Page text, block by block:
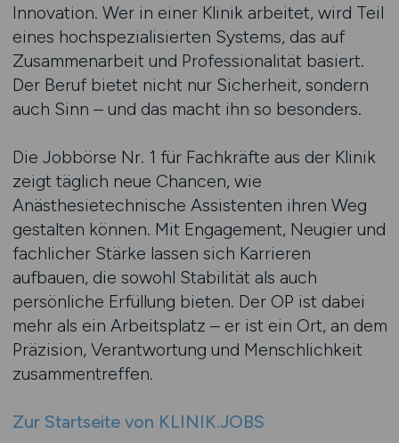
Innovation. Wer in einer Klinik arbeitet, wird Teil
eines hochspezialisierten Systems, das auf
Zusammenarbeit und Professionalität basiert.
Der Beruf bietet nicht nur Sicherheit, sondern
auch Sinn – und das macht ihn so besonders.
Die Jobbörse Nr. 1 für Fachkräfte aus der Klinik
zeigt täglich neue Chancen, wie
Anästhesietechnische Assistenten ihren Weg
gestalten können. Mit Engagement, Neugier und
fachlicher Stärke lassen sich Karrieren
aufbauen, die sowohl Stabilität als auch
persönliche Erfüllung bieten. Der OP ist dabei
mehr als ein Arbeitsplatz – er ist ein Ort, an dem
Präzision, Verantwortung und Menschlichkeit
zusammentreffen.
Zur Startseite von KLINIK.JOBS